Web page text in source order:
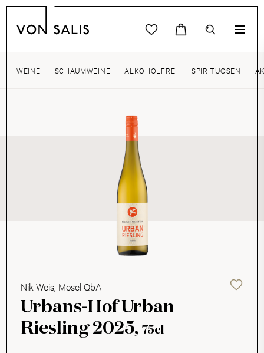
WEINE SCHAUMWEINE ALKOHOLFREI SPIRITUOSEN
Nik Weis, Mosel QbA
Urbans-Hof Urban
Riesling 2025, 75cl